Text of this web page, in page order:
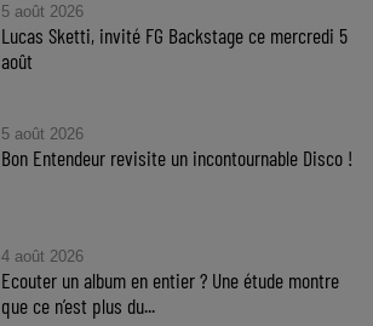
5 août 2026
Lucas Sketti, invité FG Backstage ce mercredi 5
août
5 août 2026
Bon Entendeur revisite un incontournable Disco !
4 août 2026
Ecouter un album en entier ? Une étude montre
que ce n’est plus du...